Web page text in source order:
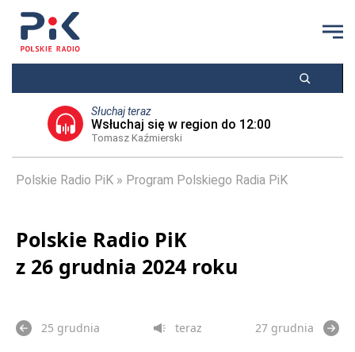
Słuchaj teraz
Wsłuchaj się w region do 12:00
Tomasz Kaźmierski
Polskie Radio PiK Program Polskiego Radia PiK
Polskie Radio PiK
z 26 grudnia 2024 roku
25 grudnia teraz 27 grudnia